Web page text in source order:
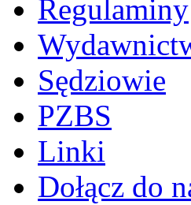
Regulaminy
Sędziowie
PZBS
Linki
Dołącz do